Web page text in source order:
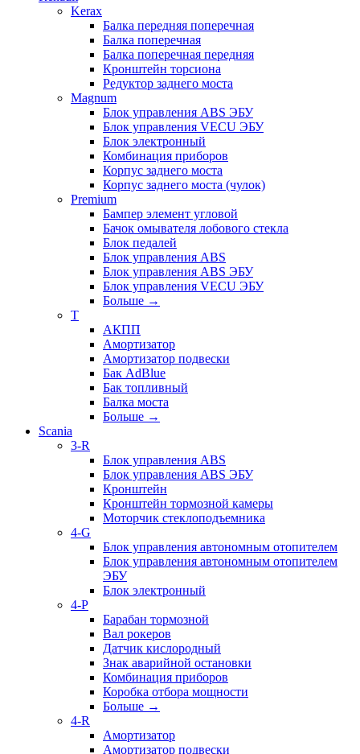
Kerax
Балка передняя поперечная
Балка поперечная
Балка поперечная передняя
Кронштейн торсиона
Редуктор заднего моста
Magnum
Блок управления ABS ЭБУ
Блок управления VECU ЭБУ
Блок электронный
Комбинация приборов
Корпус заднего моста
Корпус заднего моста (чулок)
Premium
Бампер элемент угловой
Бачок омывателя лобового стекла
Блок педалей
Блок управления ABS
Блок управления ABS ЭБУ
Блок управления VECU ЭБУ
Больше →
T
АКПП
Амортизатор
Амортизатор подвески
Бак AdBlue
Бак топливный
Балка моста
Больше →
Scania
3-R
Блок управления ABS
Блок управления ABS ЭБУ
Кронштейн
Кронштейн тормозной камеры
Моторчик стеклоподъемника
4-G
Блок управления автономным отопителем
Блок управления автономным отопителем
ЭБУ
Блок электронный
4-P
Барабан тормозной
Вал рокеров
Датчик кислородный
Знак аварийной остановки
Комбинация приборов
Коробка отбора мощности
Больше →
4-R
Амортизатор
Амортизатор подвески